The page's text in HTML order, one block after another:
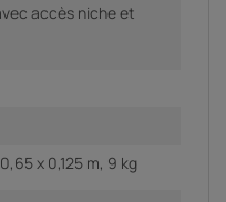
accès niche et
x 0,125 m, 9 kg